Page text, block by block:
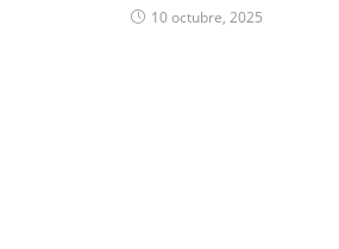
10 octubre, 2025